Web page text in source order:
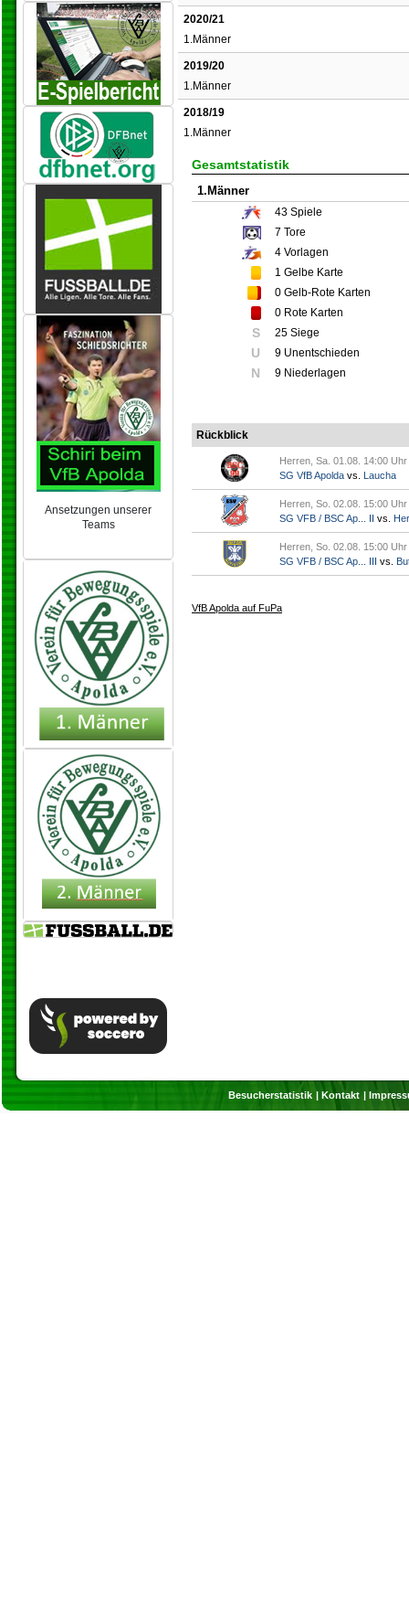
Ansetzungen unserer
Teams
2020/21
1.Männer
2019/20
1.Männer
2018/19
1.Männer
Gesamtstatistik
1.Männer
43 Spiele
7 Tore
4 Vorlagen
1 Gelbe Karte
0 Gelb-Rote Karten
0 Rote Karten
S 25 Siege
U 9 Unentschieden
N 9 Niederlagen
Rückblick
Herren, Sa. 01.08. 14:00 Uhr
SG VfB Apolda vs. Laucha
Herren, So. 02.08. 15:00 Uhr
SG VFB / BSC Ap... II vs.
Herren, So. 02.08. 15:00 Uhr
SG VFB / BSC Ap... III vs.
VfB Apolda auf FuPa
Besucherstatistik Kontakt